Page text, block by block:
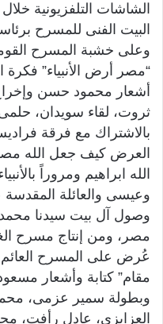
الشاشات التلفزيونية
البيت الفنى للمسرح
وعلى خشبة المسرح
“مصر أرض الأنبياء” فكرة
أشعار محمود حسن
ثروت، لقاء سويدان،
بالاشتراك مع فرقة
العرض كيف جعل الله مصر
الله ابراهيم ومروراً
وعيسى والعائلة المقدسة
وصول آل بيت سيدنا محمد
مصر، ومن إنتاج مسرح
عُرض على المسرح
مقام” كتابة وأشعار
وبطولة سمير عزمى،
العزايزى، عادل رأفت،